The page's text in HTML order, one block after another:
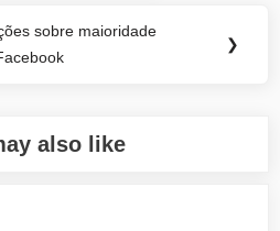
sobre maioridade
❯
also like